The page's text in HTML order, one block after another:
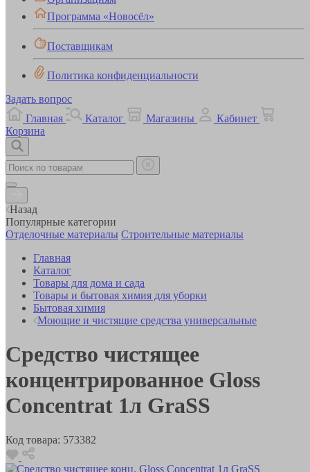
Программа «Новосёл»
Поставщикам
Политика конфиденциальности
Задать вопрос
Главная
Каталог Магазины
Кабинет
Корзина
Назад
Популярные категории
Отделочные материалы Строительные материалы
Главная
Каталог
Товары для дома и сада
Товары и бытовая химия для уборки
Бытовая химия
Моющие и чистящие средства универсальные
Средство чистящее
концентрированное Gloss
Concentrat 1л GraSS
Код товара: 573382